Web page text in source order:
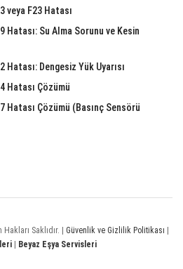
veya F23 Hatası
Hatası: Su Alma Sorunu ve Kesin
Hatası: Dengesiz Yük Uyarısı
Hatası Çözümü
Hatası Çözümü (Basınç Sensörü
Saklıdır. | Güvenlik ve Gizlilik Politikası |
| Beyaz Eşya Servisleri